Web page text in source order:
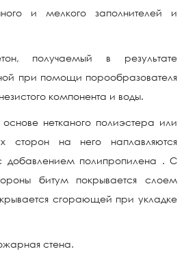
и мелкого заполнителей и
получаемый в результате
при помощи порообразователя
компонента и воды.
нетканого полиэстера или
сторон на него наплавляются
полипропилена . С
битум покрывается слоем
сгорающей при укладке
стена.